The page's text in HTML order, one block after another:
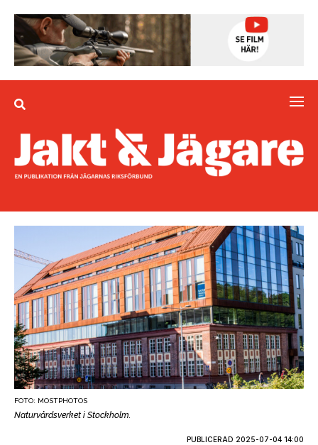
FOTO: MOSTPHOTOS
Naturvårdsverket i Stockholm.
PUBLICERAD 2025-07-04 14:00